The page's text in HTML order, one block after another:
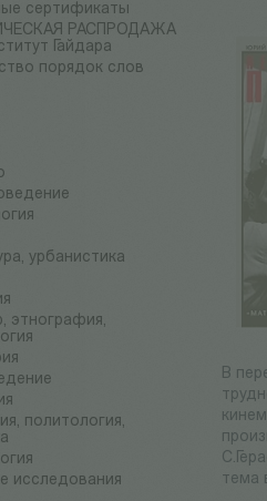
сертификаты
РАСПРОДАЖА
Гайдара
порядок слов
урбанистика
этнография,
политология,
исследования
В
тема